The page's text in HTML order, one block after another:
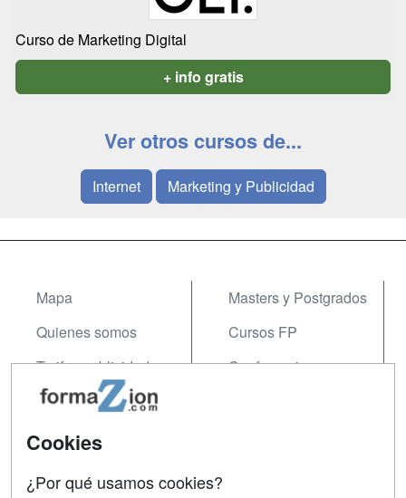
Curso de Marketing Digital
+ info gratis
Ver otros cursos de...
Internet Marketing y Publicidad
Mapa
Quienes somos
Tarifas publicidad
Acceso Usuarios
Acceso Centros
Masters y Postgrados
Cursos FP
Conferencias
Cookies
¿Por qué usamos cookies?